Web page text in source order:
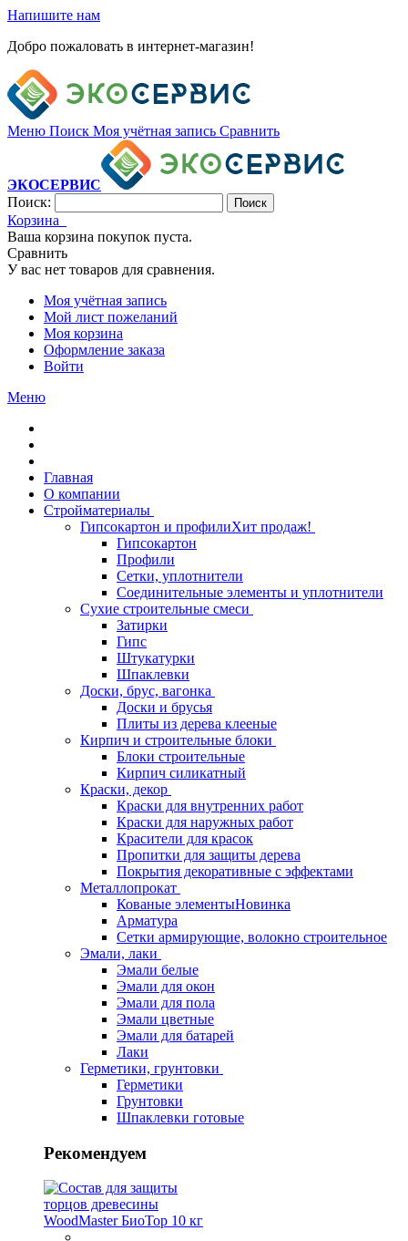
Напишите нам
Добро пожаловать в интернет-магазин!
Меню Поиск Моя учётная запись Сравнить
ЭКОСЕРВИС
Поиск:
Поиск
Корзина
Ваша корзина покупок пуста.
Сравнить
У вас нет товаров для сравнения.
Моя учётная запись
Мой лист пожеланий
Моя корзина
Оформление заказа
Войти
Меню
Главная
О компании
Стройматериалы
Гипсокартон и профилиХит продаж!
Гипсокартон
Профили
Сетки, уплотнители
Соединительные элементы и уплотнители
Сухие строительные смеси
Затирки
Гипс
Штукатурки
Шпаклевки
Доски, брус, вагонка
Доски и брусья
Плиты из дерева клееные
Кирпич и строительные блоки
Блоки строительные
Кирпич силикатный
Краски, декор
Краски для внутренних работ
Краски для наружных работ
Красители для красок
Пропитки для защиты дерева
Покрытия декоративные с эффектами
Металлопрокат
Кованые элементыНовинка
Арматура
Сетки армирующие, волокно строительное
Эмали, лаки
Эмали белые
Эмали для окон
Эмали для пола
Эмали цветные
Эмали для батарей
Лаки
Герметики, грунтовки
Герметики
Грунтовки
Шпаклевки готовые
Рекомендуем